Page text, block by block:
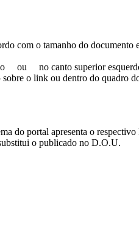
com o tamanho do documento
ou
no canto superior
o link ou dentro do
do portal apresenta o
o publicado no D.O.U.